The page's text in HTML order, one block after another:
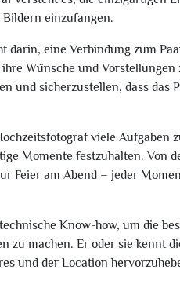
einzufangen.
darin, eine Verbindung zum
Wünsche und
und sicherzustellen, dass das
viele Aufgaben
Momente festzuhalten. Von
Feier am Abend – jeder
Know-how, um die
zu machen. Er oder sie kennt
und der Location